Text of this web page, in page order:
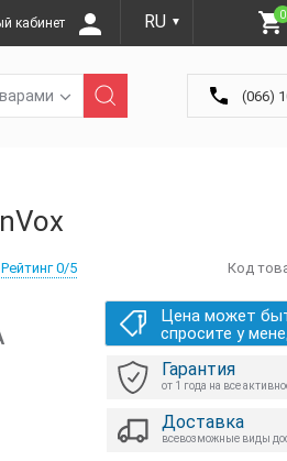
кабинет RU ▼
0
(066)
Код
Рейтинг 0/5
Цена может
спросите у
Гарантия
от 1 года на все
Доставка
всевозможные виды